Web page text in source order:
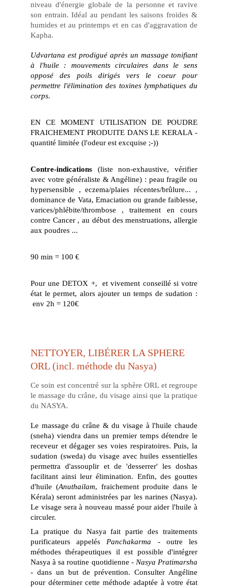
Ce soin est concentré sur la sphère ORL et regroupe
le massage du crâne, du visage ainsi que la pratique
du NASYA.
Le massage du crâne & du visage à l'huile chaude
(sneha) viendra dans un premier temps détendre le
receveur et dégager ses voies respiratoires. Puis, la
sudation (sweda) du visage avec huiles essentielles
permettra d'assouplir et de 'desserrer' les doshas
facilitant ainsi leur élimination. Enfin, des gouttes
d'huile (Anuthailam, fraichement produite dans le
Kérala) seront administrées par les narines (Nasya).
Le visage sera à nouveau massé pour aider l'huile à
circuler.
​La pratique du Nasya fait partie des traitements
purificateurs appelés Panchakarma - outre les
méthodes thérapeutiques il est possible d'intégrer
Nasya à sa routine quotidienne - Nasya Pratimarsha
- dans un but de prévention. Consulter Angéline
pour déterminer cette méthode adaptée à votre état
NETTOYER, LIBÉRER LA SPHERE
ORL (incl. méthode du Nasya)
niveau d'énergie globale de la personne et ravive
son entrain. Idéal au pendant les saisons froides &
humides et au printemps et en cas d'aggravation de
Kapha.
Udvartana est prodigué après un massage tonifiant
à l'huile : mouvements circulaires dans le sens
opposé des poils dirigés vers le coeur pour
permettre l'élimination des toxines lymphatiques du
corps.
EN CE MOMENT UTILISATION DE POUDRE
FRAICHEMENT PRODUITE DANS LE KERALA -
quantité limitée (l'odeur est excquise ;-))
Contre-indications (liste non-exhaustive, vérifier
avec votre généraliste & Angéline) : peau fragile ou
hypersensible , eczema/plaies récentes/brûlure... ,
dominance de Vata, Emaciation ou grande faiblesse,
varices/phlébite/thrombose , traitement en cours
contre Cancer , au début des menstruations, allergie
aux poudres ...
​90 min = 100 €
Pour une DETOX +, et vivement conseillé si votre
état le permet, alors ajouter un temps de sudation :
env 2h = 120€